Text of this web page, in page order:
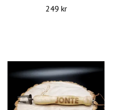
249 kr